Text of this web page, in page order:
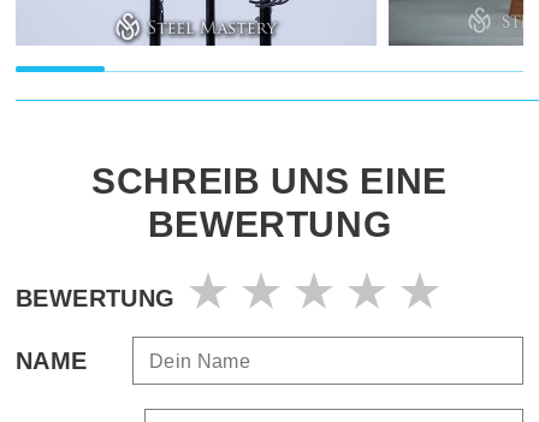
SCHREIB UNS EINE
BEWERTUNG
BEWERTUNG
NAME